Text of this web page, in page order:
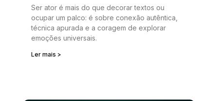
Ser ator é mais do que decorar textos ou
ocupar um palco: é sobre conexão autêntica,
técnica apurada e a coragem de explorar
emoções universais.
Ler mais >